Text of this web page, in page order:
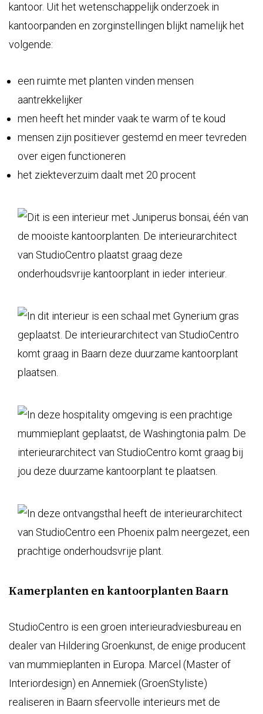
kantoor. Uit het wetenschappelijk onderzoek in
kantoorpanden en zorginstellingen blijkt namelijk het
volgende:
een ruimte met planten vinden mensen
aantrekkelijker
men heeft het minder vaak te warm of te koud
mensen zijn positiever gestemd en meer tevreden
over eigen functioneren
het ziekteverzuim daalt met 20 procent
Kamerplanten en kantoorplanten Baarn
StudioCentro is een groen interieuradviesbureau en
dealer van Hildering Groenkunst, de enige producent
van mummieplanten in Europa. Marcel (Master of
Interiordesign) en Annemiek (GroenStyliste)
realiseren in Baarn sfeervolle interieurs met de